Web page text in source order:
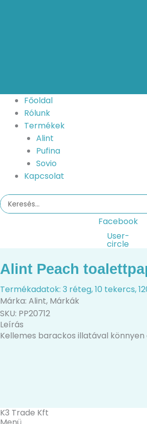
Főoldal
Rólunk
Termékek
Alint
Pufina
Sovio
Kapcsolat
Search
...
Facebook
User-
circle
Alint Peach
Termékadatok: 3 réteg, 10 tekercs,
Márka: Alint, Márkák
SKU: PP20712
Leírás
Kellemes barackos illatával
K3 Trade Kft